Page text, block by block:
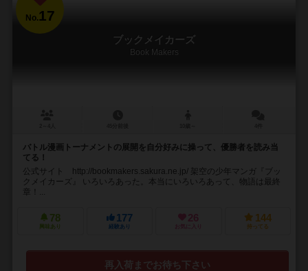
No.17
ブックメイカーズ
Book Makers
バトル漫画トーナメントの展開を自分好みに操って、優勝者を読み当
てる！
公式サイト http://bookmakers.sakura.ne.jp/ 架空の少年マンガ『ブッ
クメイカーズ』 いろいろあった。本当にいろいろあって、物語は最終
章！...
78
興味あり
177
経験あり
26
お気に入り
144
持ってる
再入荷までお待ち下さい